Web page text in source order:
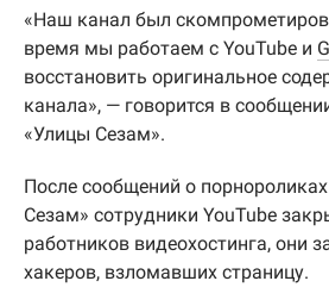
«Наш канал был
время мы работаем с YouTube и
восстановить оригинальное
канала», — говорится в
«Улицы Сезам».
После сообщений о
Сезам» сотрудники YouTube
работников видеохостинга, они
хакеров, взломавших страницу.